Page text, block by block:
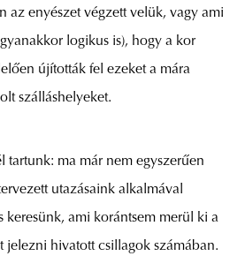
az enyészet végzett velük, vagy ami
logikus is), hogy a kor
újították fel ezeket a mára
szálláshelyeket.
tartunk: ma már nem egyszerűen
utazásaink alkalmával
keresünk, ami korántsem merül ki a
jelezni hivatott csillagok számában.